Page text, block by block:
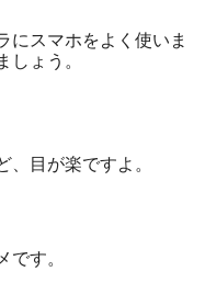
にスマホをよく使いま
しょう。
、目が楽ですよ。
です。